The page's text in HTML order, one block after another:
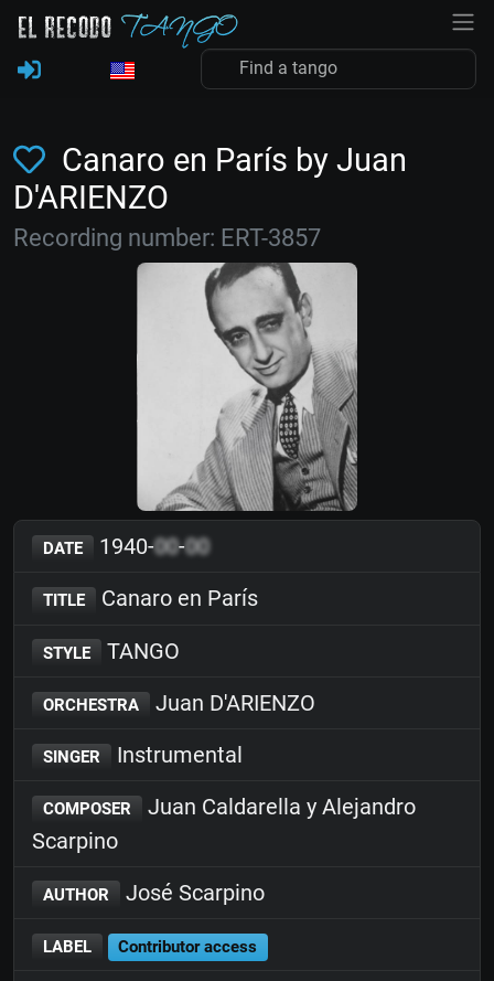
Canaro en París by Juan
D'ARIENZO
Recording number: ERT-3857
DATE 1940-00-00
TITLE Canaro en París
STYLE TANGO
ORCHESTRA Juan D'ARIENZO
SINGER Instrumental
COMPOSER
Juan Caldarella y Alejandro
Scarpino
AUTHOR José Scarpino
LABEL Contributor access